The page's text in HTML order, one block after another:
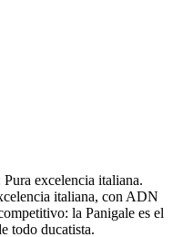
excelencia italiana.
italiana, con ADN
la Panigale es el
todo ducatista.